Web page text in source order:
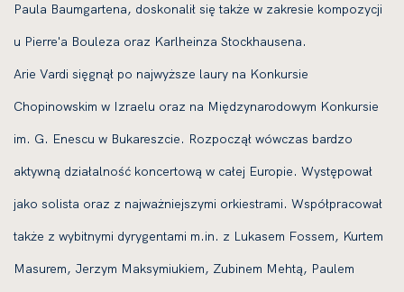
Paula Baumgartena, doskonalił się także w zakresie kompozycji
u Pierre'a Bouleza oraz Karlheinza Stockhausena.
Arie Vardi sięgnął po najwyższe laury na Konkursie
Chopinowskim w Izraelu oraz na Międzynarodowym Konkursie
im. G. Enescu w Bukareszcie. Rozpoczął wówczas bardzo
aktywną działalność koncertową w całej Europie. Występował
jako solista oraz z najważniejszymi orkiestrami. Współpracował
także z wybitnymi dyrygentami m.in. z Lukasem Fossem, Kurtem
Masurem, Jerzym Maksymiukiem, Zubinem Mehtą, Paulem